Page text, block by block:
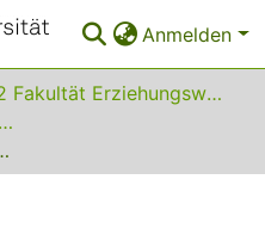
Anmelden
12 Fakultät Erziehungswissenschaft, Psychologie und Bildungsforschung
Institut für Allgemeine Didaktik und Schulpädagogik
in NRW.